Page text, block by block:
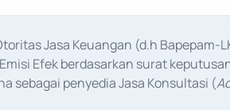
Jasa Keuangan (d.h Bapepam-
Efek berdasarkan surat
sebagai penyedia Jasa Konsultasi (